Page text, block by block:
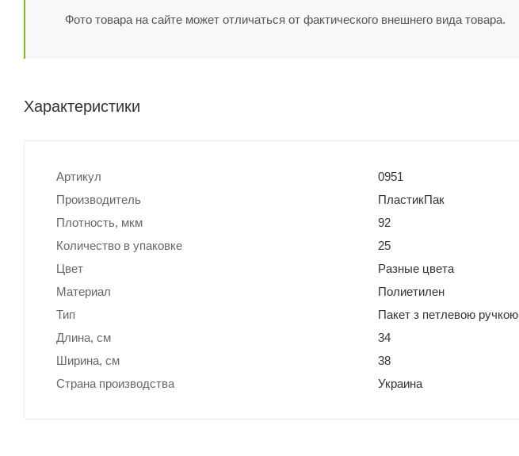
Фото товара на сайте может отличаться от фактического внешнего вида товара.
Характеристики
Артикул
0951
Производитель
ПластикПак
Плотность, мкм
92
Количество в упаковке
25
Цвет
Разные цвета
Материал
Полиетилен
Тип
Пакет з петлевою ручкою
Длина, cм
34
Ширина, cм
38
Страна производства
Украина